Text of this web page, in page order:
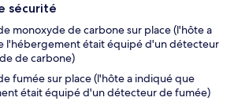
sécurité
monoxyde de carbone sur place (l'hôte a
l'hébergement était équipé d'un détecteur
de carbone)
fumée sur place (l'hôte a indiqué que
était équipé d'un détecteur de fumée)